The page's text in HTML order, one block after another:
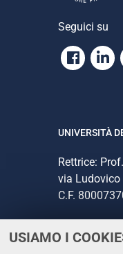
USIAMO I
Seguici su
UNIVERSITÀ
Rettrice:
via Ludovico
C.F.
CONTATTI